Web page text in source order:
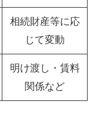
相続財産等に応
じて変動
明け渡し・賃料
関係など